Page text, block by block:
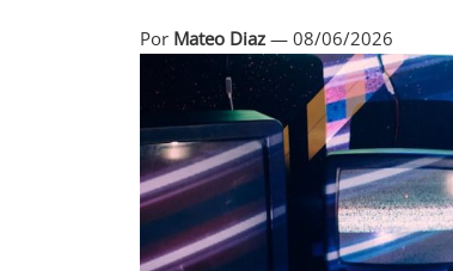
Por Mateo Diaz — 08/06/2026